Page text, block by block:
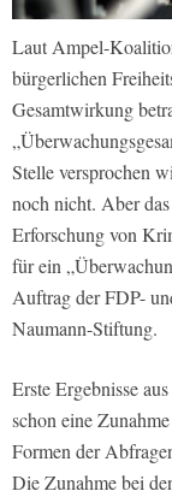
Laut Ampel-
bürgerlichen
Gesamtwirkung
Stelle versprochen
noch nicht. Aber
Erforschung von
für ein
Auftrag der FDP-
Naumann-Stiftung.
Erste Ergebnisse
schon eine
Formen der
Die Zunahme bei